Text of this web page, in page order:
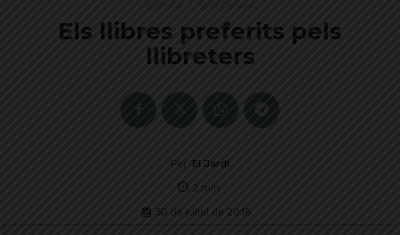
Els llibres preferits pels
llibreters
Per El Jardí
2 min.
30 de juliol de 2018